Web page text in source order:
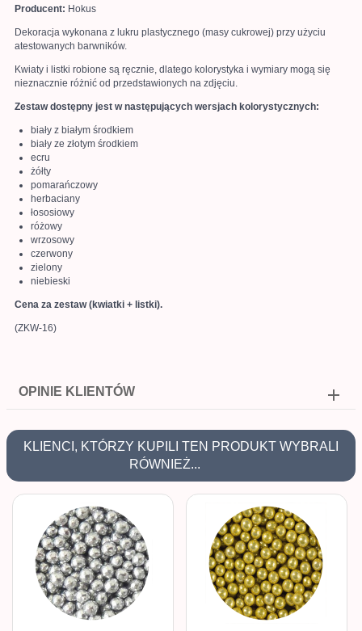
Producent: Hokus
Dekoracja wykonana z lukru plastycznego (masy cukrowej) przy użyciu
atestowanych barwników.
Kwiaty i listki robione są ręcznie, dlatego kolorystyka i wymiary mogą się
nieznacznie różnić od przedstawionych na zdjęciu.
Zestaw dostępny jest w następujących wersjach kolorystycznych:
biały z białym środkiem
biały ze złotym środkiem
ecru
żółty
pomarańczowy
herbaciany
łososiowy
różowy
wrzosowy
czerwony
zielony
niebieski
Cena za zestaw (kwiatki + listki).
(ZKW-16)
OPINIE KLIENTÓW
KLIENCI, KTÓRZY KUPILI TEN PRODUKT WYBRALI
RÓWNIEŻ...